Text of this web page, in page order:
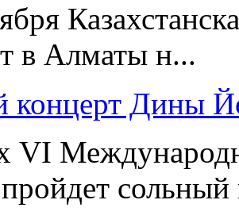
в Алматы н...
концерт Дины
VI
сольный